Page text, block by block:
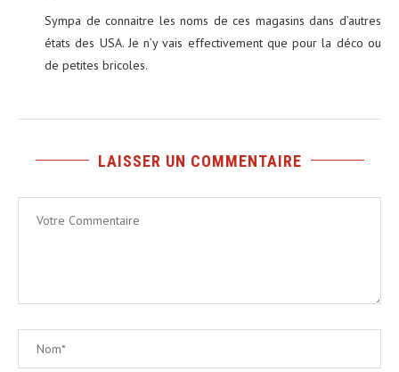
Sympa de connaitre les noms de ces magasins dans d’autres
états des USA. Je n’y vais effectivement que pour la déco ou
de petites bricoles.
LAISSER UN COMMENTAIRE